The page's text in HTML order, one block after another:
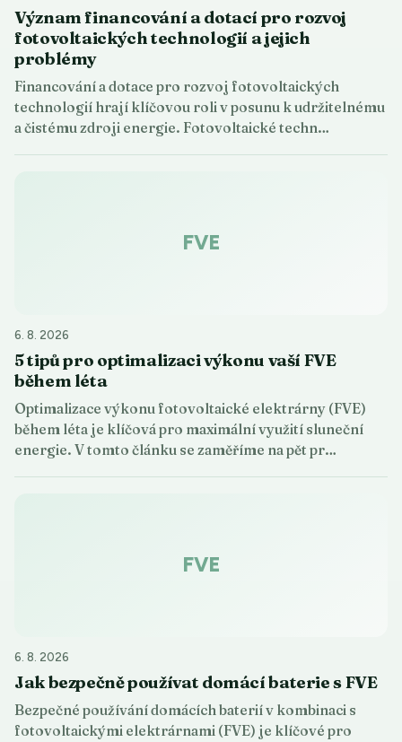
Význam financování a dotací pro rozvoj
fotovoltaických technologií a jejich
problémy
Financování a dotace pro rozvoj fotovoltaických
technologií hrají klíčovou roli v posunu k udržitelnému
a čistému zdroji energie. Fotovoltaické techn…
FVE
6. 8. 2026
5 tipů pro optimalizaci výkonu vaší FVE
během léta
Optimalizace výkonu fotovoltaické elektrárny (FVE)
během léta je klíčová pro maximální využití sluneční
energie. V tomto článku se zaměříme na pět pr…
FVE
6. 8. 2026
Jak bezpečně používat domácí baterie s FVE
Bezpečné používání domácích baterií v kombinaci s
fotovoltaickými elektrárnami (FVE) je klíčové pro